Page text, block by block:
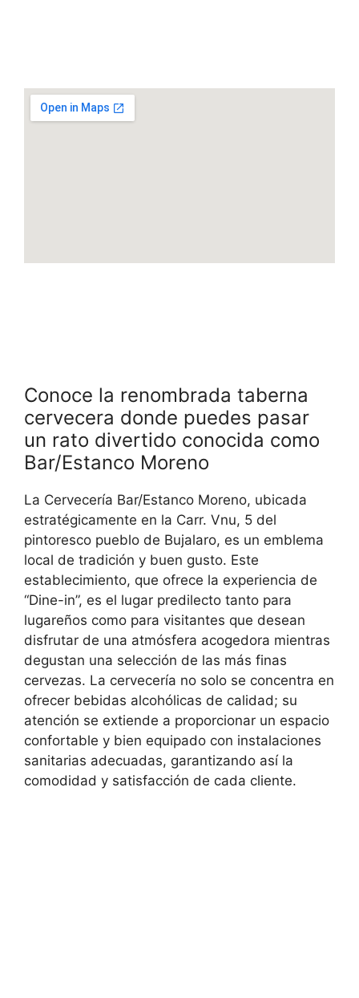
Conoce la renombrada taberna
cervecera donde puedes pasar
un rato divertido conocida como
Bar/Estanco Moreno
La Cervecería Bar/Estanco Moreno, ubicada
estratégicamente en la Carr. Vnu, 5 del
pintoresco pueblo de Bujalaro, es un emblema
local de tradición y buen gusto. Este
establecimiento, que ofrece la experiencia de
“Dine-in”, es el lugar predilecto tanto para
lugareños como para visitantes que desean
disfrutar de una atmósfera acogedora mientras
degustan una selección de las más finas
cervezas. La cervecería no solo se concentra en
ofrecer bebidas alcohólicas de calidad; su
atención se extiende a proporcionar un espacio
confortable y bien equipado con instalaciones
sanitarias adecuadas, garantizando así la
comodidad y satisfacción de cada cliente.